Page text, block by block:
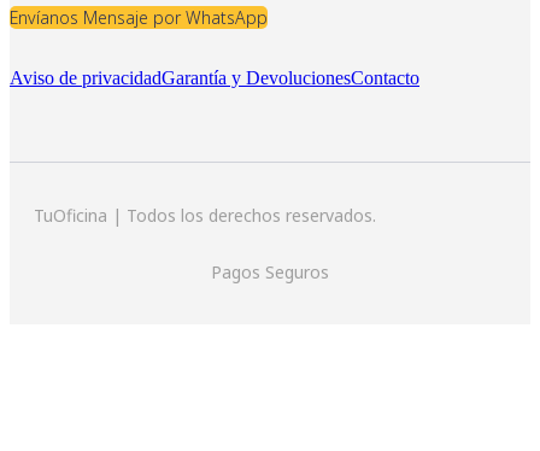
Envíanos Mensaje por WhatsApp
Aviso de privacidadGarantía y DevolucionesContacto
TuOficina | Todos los derechos reservados.
Pagos Seguros